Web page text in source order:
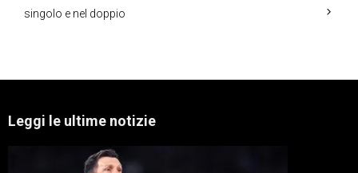
singolo e nel doppio
Leggi le ultime notizie